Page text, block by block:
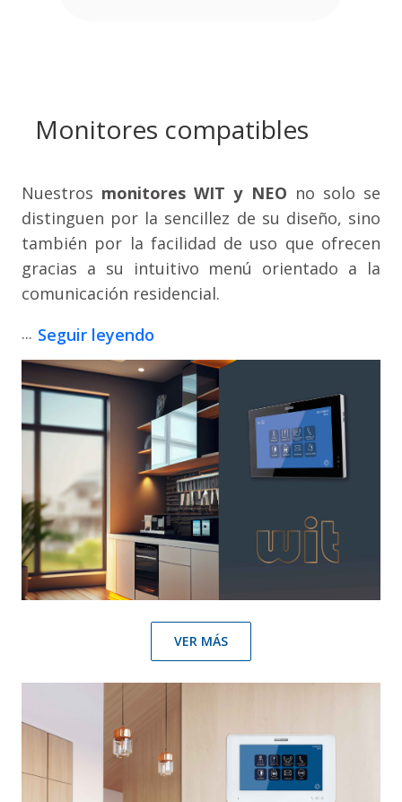
Monitores compatibles
Nuestros monitores WIT y NEO no solo se
distinguen por la sencillez de su diseño, sino
también por la facilidad de uso que ofrecen
gracias a su intuitivo menú orientado a la
comunicación residencial.
... Seguir leyendo
VER MÁS